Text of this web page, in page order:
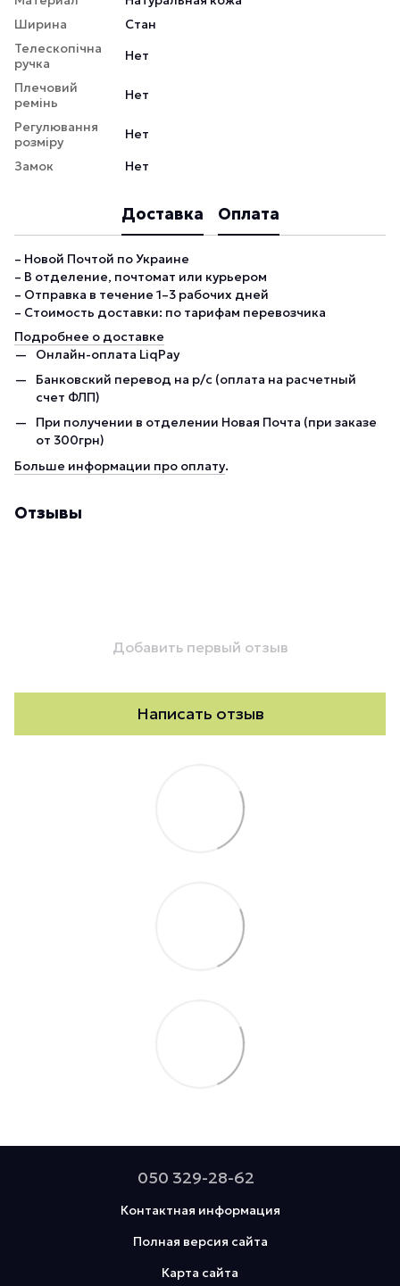
Ширина
Стан
Телескопічна
ручка
Нет
Плечовий
ремінь
Нет
Регулювання
розміру
Нет
Замок
Нет
Доставка Оплата
– Новой Почтой по Украине
– В отделение, почтомат или курьером
– Отправка в течение 1–3 рабочих дней
– Стоимость доставки: по тарифам перевозчика
Подробнее о доставке
Онлайн-оплата LiqPay
Банковский перевод на р/с (оплата на расчетный
счет ФЛП)
При получении в отделении Новая Почта (при заказе
от 300грн)
Больше информации про оплату.
Отзывы
Добавить первый отзыв
Написать отзыв
050 329-28-62
Контактная информация
Полная версия сайта
Карта сайта